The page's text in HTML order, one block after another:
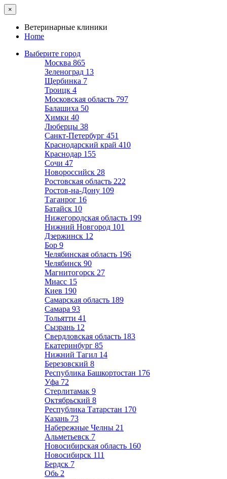
×
Ветеринарные клиники
Home
Выберите город
Москва 865
Зеленоград 13
Щербинка 7
Троицк 4
Московская область 797
Балашиха 50
Химки 40
Люберцы 38
Санкт-Петербург 451
Краснодарский край 410
Краснодар 155
Сочи 47
Новороссийск 28
Ростовская область 222
Ростов-на-Дону 109
Таганрог 16
Батайск 10
Нижегородская область 199
Нижний Новгород 101
Дзержинск 12
Бор 9
Челябинская область 196
Челябинск 90
Магнитогорск 27
Миасс 15
Киев 190
Самарская область 189
Самара 93
Тольятти 41
Сызрань 12
Свердловская область 183
Екатеринбург 85
Нижний Тагил 14
Березовский 8
Республика Башкортостан 176
Уфа 72
Стерлитамак 9
Октябрьский 8
Республика Татарстан 170
Казань 73
Набережные Челны 21
Альметьевск 7
Новосибирская область 160
Новосибирск 111
Бердск 7
Обь 2